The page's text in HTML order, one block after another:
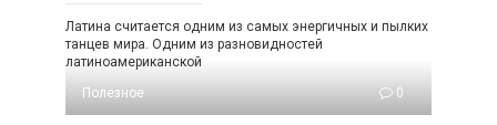
Латина считается одним из самых энергичных и пылких
танцев мира. Одним из разновидностей
латиноамериканской
Полезное
0